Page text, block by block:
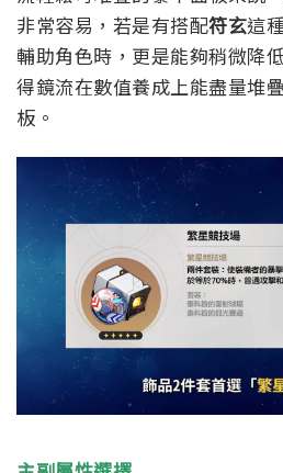
非常容易，若是有搭配符玄這
輔助角色時，更是能夠稍微降
得鏡流在數值養成上能盡量堆
板。